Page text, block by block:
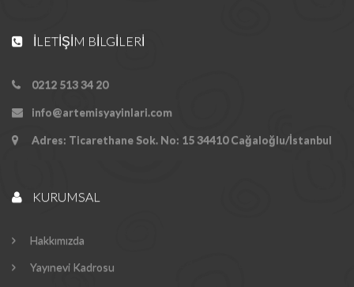
İLETIŞIM BILGILERI
0212 513 34 20
info@artemisyayinlari.com
Adres: Ticarethane Sok. No: 15 34410 Cağaloğlu/İstanbul
KURUMSAL
Hakkımızda
Yayınevi Kadrosu